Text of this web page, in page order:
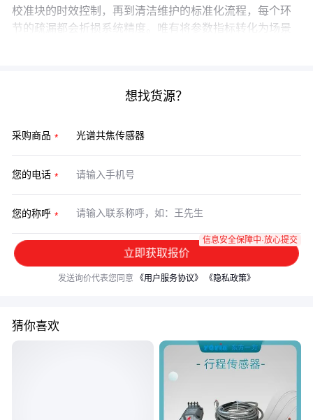
校准块的时效控制，再到清洁维护的标准化流程，每个环
节的疏漏都会折损系统精度。唯有将参数指标转化为场景
想找货源？
采购商品
您的电话
您的称呼
立即获取报价
信息安全保障中·放心提交
发送询价代表您同意 《用户服务协议》 《隐私政策》
猜你喜欢